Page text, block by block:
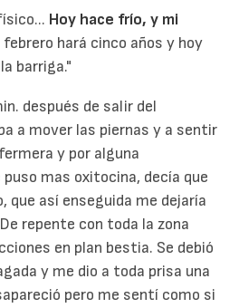
Hoy hace frío, y mi
febrero hará cinco años y hoy
barriga."
después de salir del
a mover las piernas y a sentir
y por alguna
mas oxitocina, decía que
que así enseguida me dejaría
repente con toda la zona
en plan bestia. Se debió
y me dio a toda prisa una
pero me sentí como si